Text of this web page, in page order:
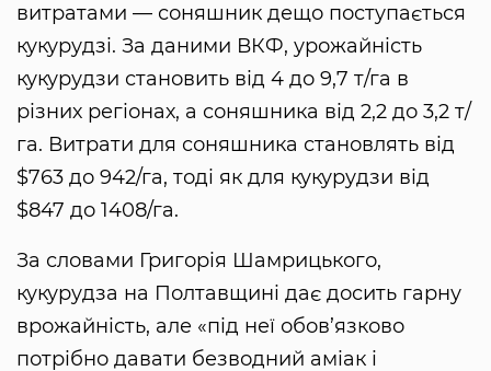
витратами — соняшник дещо поступається
кукурудзі. За даними ВКФ, урожайність
кукурудзи становить від 4 до 9,7 т/га в
різних регіонах, а соняшника від 2,2 до 3,2 т/
га. Витрати для соняшника становлять від
$763 до 942/га, тоді як для кукурудзи від
$847 до 1408/га.
За словами Григорія Шамрицького,
кукурудза на Полтавщині дає досить гарну
врожайність, але «під неї обов’язково
потрібно давати безводний аміак і